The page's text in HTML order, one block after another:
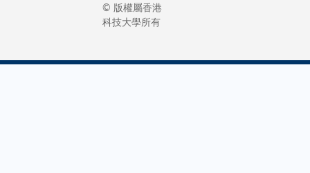
© 版權屬香港
科技大學所有